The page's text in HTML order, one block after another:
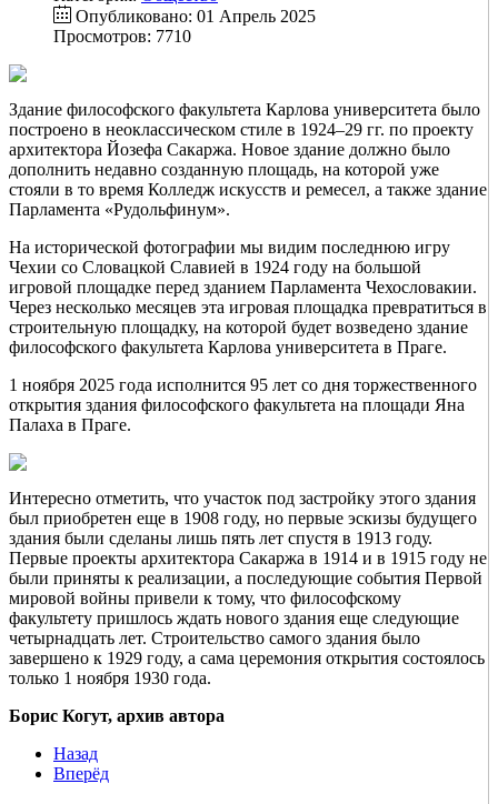
Опубликовано: 01 Апрель 2025
Просмотров: 7710
Здание философского факультета Карлова университета было
построено в неоклассическом стиле в 1924–29 гг. по проекту
архитектора Йозефа Сакаржа. Новое здание должно было
дополнить недавно созданную площадь, на которой уже
стояли в то время Колледж искусств и ремесел, а также здание
Парламента «Рудольфинум».
На исторической фотографии мы видим последнюю игру
Чехии со Словацкой Славией в 1924 году на большой
игровой площадке перед зданием Парламента Чехословакии.
Через несколько месяцев эта игровая площадка превратиться в
строительную площадку, на которой будет возведено здание
философского факультета Карлова университета в Праге.
1 ноября 2025 года исполнится 95 лет со дня торжественного
открытия здания философского факультета на площади Яна
Палаха в Праге.
Интересно отметить, что участок под застройку этого здания
был приобретен еще в 1908 году, но первые эскизы будущего
здания были сделаны лишь пять лет спустя в 1913 году.
Первые проекты архитектора Сакаржа в 1914 и в 1915 году не
были приняты к реализации, а последующие события Первой
мировой войны привели к тому, что философскому
факультету пришлось ждать нового здания еще следующие
четырнадцать лет. Строительство самого здания было
завершено к 1929 году, а сама церемония открытия состоялось
только 1 ноября 1930 года.
Борис Когут, архив автора
Назад
Вперёд